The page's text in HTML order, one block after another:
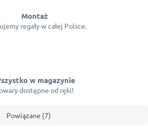
Montaż
regały w całej Polsce.
w magazynie
dostępne od ręki!
Powiązane (7)